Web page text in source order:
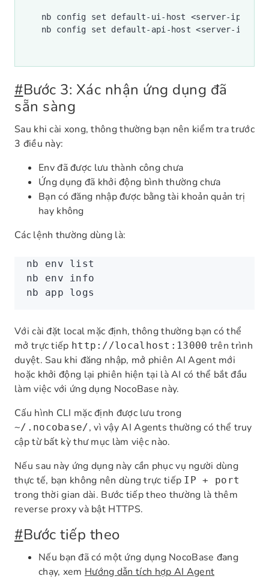
nb config set default-ui-host <server-i p
nb config set default-api-host <server-i
#Bước 3: Xác nhận ứng dụng đã
sẵn sàng
Sau khi cài xong, thông thường bạn nên kiểm tra trước
3 điều này:
Env đã được lưu thành công chưa
Ứng dụng đã khởi động bình thường chưa
Bạn có đăng nhập được bằng tài khoản quản trị
hay không
Các lệnh thường dùng là:
nb env list
nb env info
nb app logs
Với cài đặt local mặc định, thông thường bạn có thể
mở trực tiếp http://localhost:13000 trên trình
duyệt. Sau khi đăng nhập, mở phiên AI Agent mới
hoặc khởi động lại phiên hiện tại là AI có thể bắt đầu
làm việc với ứng dụng NocoBase này.
Cấu hình CLI mặc định được lưu trong
~/.nocobase/, vì vậy AI Agents thường có thể truy
cập từ bất kỳ thư mục làm việc nào.
Nếu sau này ứng dụng này cần phục vụ người dùng
thực tế, bạn không nên dùng trực tiếp IP + port
trong thời gian dài. Bước tiếp theo thường là thêm
reverse proxy và bật HTTPS.
#Bước tiếp theo
Nếu bạn đã có một ứng dụng NocoBase đang
chạy, xem Hướng dẫn tích hợp AI Agent